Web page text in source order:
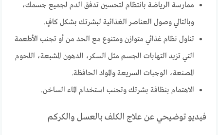
ممارسة الرياضة بانتظام لتحسين تدفق الدم لجميع جسمك،
وبالتالي وصول العناصر الغذائية لبشرتك بشكل كافٍ.
تناول نظام غذائي متوازن ومتنوع مع الحد من أو تجنب الأطعمة
التي تزيد التهابات الجسم مثل السكر، الدهون المشبعة، اللحوم
المصنعة، الوجبات السريعة والمواد الحافظة.
الاهتمام بنظافة بشرتك وتجنب استخدام الماء الساخن.
فيديو توضيحي عن علاج الكلف بالعسل والكركم